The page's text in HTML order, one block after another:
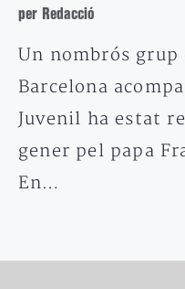
per Redacció
Un nombrós grup
Barcelona
Juvenil ha estat
gener pel papa
En…